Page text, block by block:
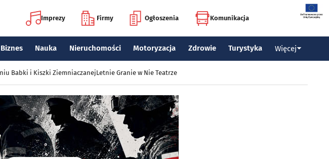
Imprezy Firmy Ogłoszenia Komunikacja
Biznes Nauka Nieruchomości Motoryzacja Zdrowie Turystyka Więcej
Babki i Kiszki ZiemniaczanejLetnie Granie w Nie Teatrze